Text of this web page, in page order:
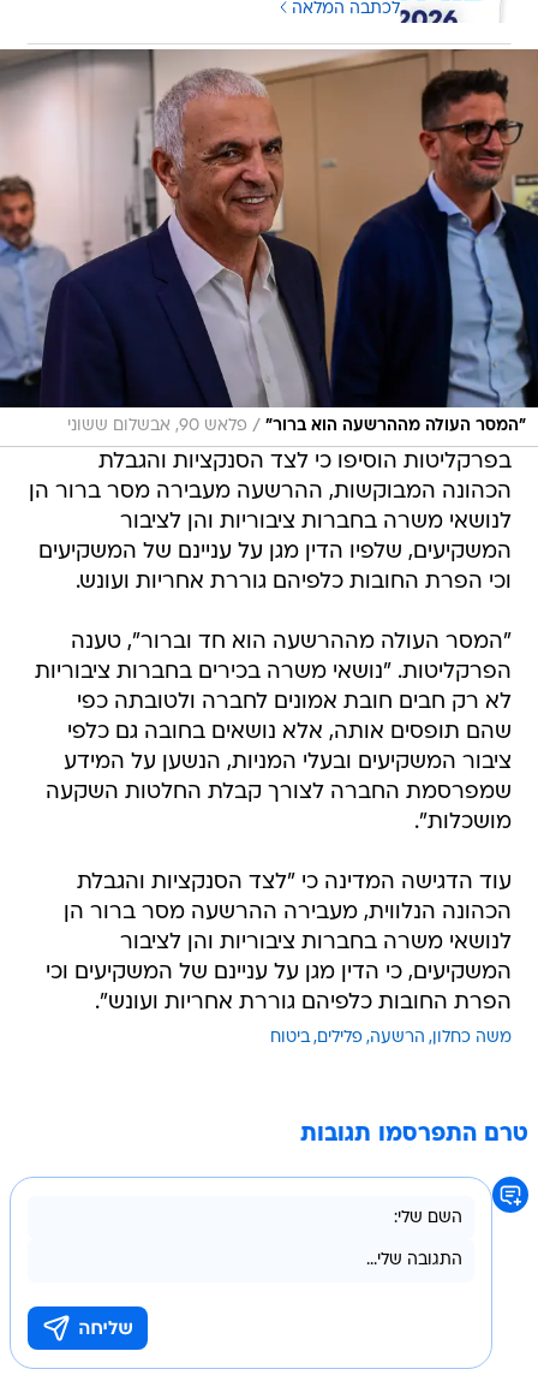
לכתבה המלאה
"המסר העולה מההרשעה הוא ברור" / פלאש 90, אבשלום ששוני
בפרקליטות הוסיפו כי לצד הסנקציות והגבלת
הכהונה המבוקשות, ההרשעה מעבירה מסר ברור הן
לנושאי משרה בחברות ציבוריות והן לציבור
המשקיעים, שלפיו הדין מגן על עניינם של המשקיעים
וכי הפרת החובות כלפיהם גוררת אחריות ועונש.
"המסר העולה מההרשעה הוא חד וברור", טענה
הפרקליטות. "נושאי משרה בכירים בחברות ציבוריות
לא רק חבים חובת אמונים לחברה ולטובתה כפי
שהם תופסים אותה, אלא נושאים בחובה גם כלפי
ציבור המשקיעים ובעלי המניות, הנשען על המידע
שמפרסמת החברה לצורך קבלת החלטות השקעה
מושכלות".
עוד הדגישה המדינה כי "לצד הסנקציות והגבלת
הכהונה הנלווית, מעבירה ההרשעה מסר ברור הן
לנושאי משרה בחברות ציבוריות והן לציבור
המשקיעים, כי הדין מגן על עניינם של המשקיעים וכי
הפרת החובות כלפיהם גוררת אחריות ועונש".
משה כחלון הרשעה פלילים ביטוח
טרם התפרסמו תגובות